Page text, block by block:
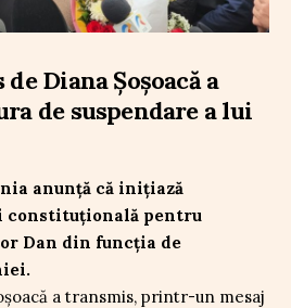
Diana Șoșoacă a
de suspendare a lui
anunță că inițiază
constituțională pentru
Dan din funcția de
a transmis, printr-un mesaj